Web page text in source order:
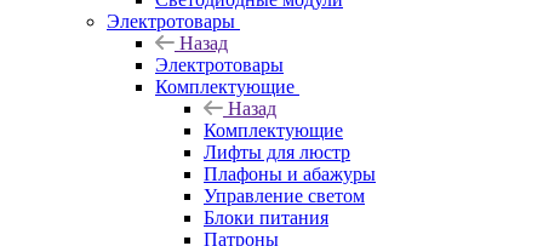
Электротовары
Назад
Электротовары
Комплектующие
Назад
Комплектующие
Лифты для люстр
Плафоны и абажуры
Управление светом
Блоки питания
Патроны